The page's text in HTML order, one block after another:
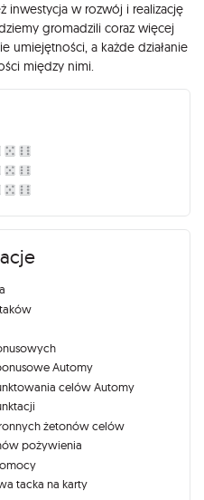
inwestycja w rozwój i realizację
gromadzili coraz więcej
umiejętności, a każde działanie
między nimi.
Automy
celów Automy
żetonów celów
pożywienia
tacka na karty